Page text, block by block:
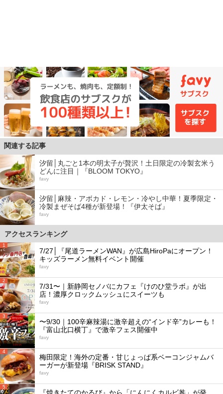
関連する記事
汐留│丸ごと1本の明太子が贅沢！土日限定の冷製玄米う
どんに注目｜『BLOOM TOKYO』
favy
汐留│麻辣・アボカド・レモン・冷やし中華！夏季限定・
冷製まぜそば4種が新登場！『伊太そば』
favy
アクセスランキング
1
7/27│『尾道ラーメンWAN』が広島HiroPaにオープン！
キッズラーメン無料イベント開催
favy
2
7/31〜｜新静岡セノバにカフェ『けのひ堂ラボ』が出
店！濃厚クロックムッシュにスイーツも
favy
3
〜9/30｜100辛麻辣湯に激辛超えの“インド辛”カレーも！
『富山北口横丁』で激辛フェス開催中
favy
4
梅田限定！海外の定番・甘じょっぱ系ベーコンジャムバ
ーガーが新登場『BRISK STAND』
favy
5
『焼きたてのかるび』から「にんにくカルビ丼」が発